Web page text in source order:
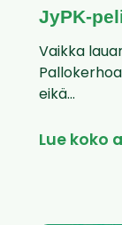
JyPK-
Vaikka
eikä...
Lue koko